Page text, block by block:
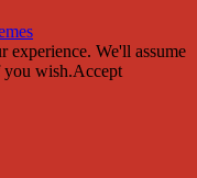
experience. We'll assume
you wish.Accept